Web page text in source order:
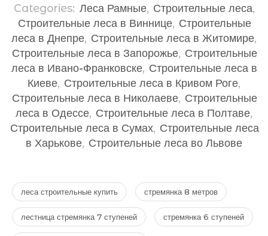
Categories: Леса Рамные, Строительные леса,
Строительные леса в Виннице, Строительные
леса в Днепре, Строительные леса в Житомире,
Строительные леса в Запорожье, Строительные
леса в Ивано-Франковске, Строительные леса в
Киеве, Строительные леса в Кривом Роге,
Строительные леса в Николаеве, Строительные
леса в Одессе, Строительные леса в Полтаве,
Строительные леса в Сумах, Строительные леса
в Харькове, Строительные леса во Львове
леса строительные купить стремянка 8 метров
лестница стремянка 7 ступеней стремянка 6 ступеней